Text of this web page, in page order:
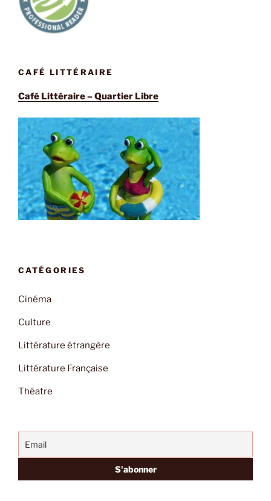
CAFÉ LITTÉRAIRE
Café Littéraire – Quartier Libre
CATÉGORIES
Cinéma
Culture
Littérature étrangère
Littérature Française
Théatre